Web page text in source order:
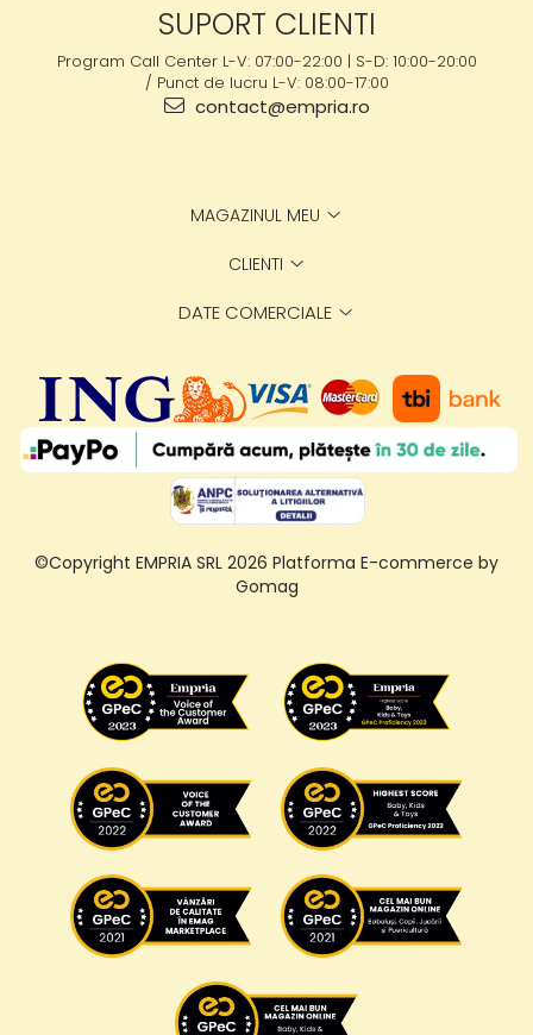
SUPORT CLIENTI
Program Call Center L-V: 07:00-22:00 | S-D: 10:00-20:00
/ Punct de lucru L-V: 08:00-17:00
contact@empria.ro
MAGAZINUL MEU
CLIENTI
DATE COMERCIALE
©Copyright EMPRIA SRL 2026 Platforma E-commerce by
Gomag